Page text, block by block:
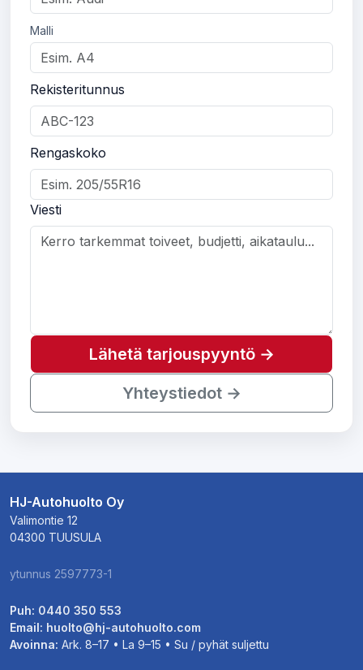
Malli
Rekisteritunnus
Rengaskoko
Viesti
Lähetä tarjouspyyntö →
Yhteystiedot →
HJ-Autohuolto Oy
Valimontie 12
04300 TUUSULA
ytunnus 2597773-1
Puh: 0440 350 553
Email: huolto@hj-autohuolto.com
Avoinna: Ark. 8–17 • La 9–15 • Su / pyhät suljettu